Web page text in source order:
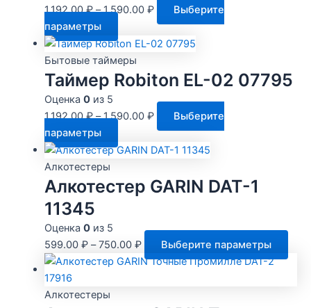
1,192.00₽–1,590.00 ₽
Выберите
параметры
товар
имеет
несколько
Опции
выбрать
товара.
Бытовые таймеры
Таймер Robiton EL-02 07795
Оценка 0из 5
1,192.00₽–1,590.00 ₽
Выберите
параметры
товар
несколько
вариаций.
можно
выбрать
на
Алкотестеры
Алкотестер GARIN DAT-1
11345
Оценка 0из 5
599.00 ₽–750.00 ₽ Выберите параметры
Алкотестеры